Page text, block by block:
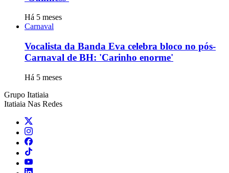
Há 5 meses
Carnaval
Vocalista da Banda Eva celebra bloco no pós-
Carnaval de BH: 'Carinho enorme'
Há 5 meses
Grupo Itatiaia
Itatiaia Nas Redes